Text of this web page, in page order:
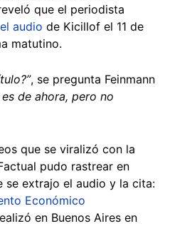
que el periodista
audio de Kicillof el 11 de
matutino.
, se pregunta Feinmann
es de ahora, pero no
que se viralizó con la
pudo rastrear en
se extrajo el audio y la cita:
Económico
en Buenos Aires en